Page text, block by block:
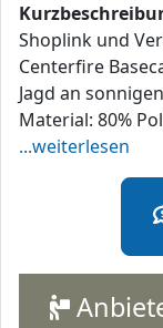
Shoplink und
Centerfire
Jagd an
Material: 80%
...weiterlesen